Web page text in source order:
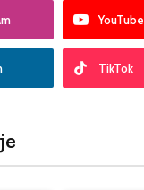
YouTube
TikTok